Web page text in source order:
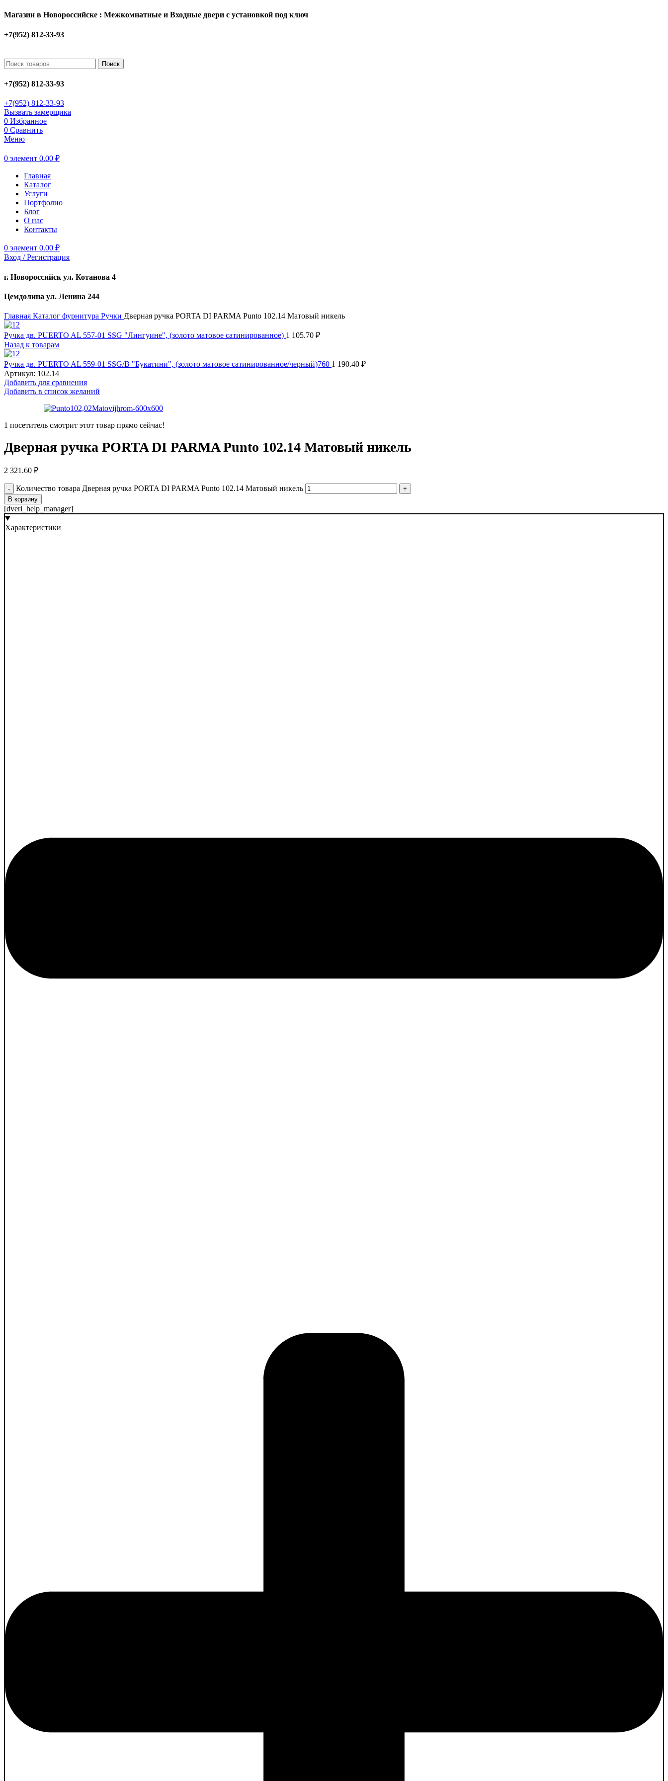
Магазин в Новороссийске : Межкомнатные и Входные двери с установкой под ключ
+7(952) 812-33-93
Поиск
+7(952) 812-33-93
+7(952) 812-33-93
Вызвать замерщика
0 Избранное
0 Сравнить
Меню
0 элемент 0.00 ₽
Главная
Каталог
Услуги
Портфолио
Блог
О нас
Контакты
0 элемент 0.00 ₽
Вход / Регистрация
г. Новороссийск ул. Котанова 4
Цемдолина ул. Ленина 244
Главная Каталог фурнитура Ручки Дверная ручка PORTA DI PARMA Punto 102.14 Матовый никель
Ручка дв. PUERTO AL 557-01 SSG "Лингуине", (золото матовое сатинированное) 1 105.70 ₽
Назад к товарам
Ручка дв. PUERTO AL 559-01 SSG/B "Букатини", (золото матовое сатинированное/черный)760 1 190.40 ₽
Артикул: 102.14
Добавить для сравнения
Добавить в список желаний
1 посетитель смотрит этот товар прямо сейчас!
Дверная ручка PORTA DI PARMA Punto 102.14 Матовый никель
2 321.60 ₽
Количество товара Дверная ручка PORTA DI PARMA Punto 102.14 Матовый никель
В корзину
[dveri_help_manager]
Характеристики